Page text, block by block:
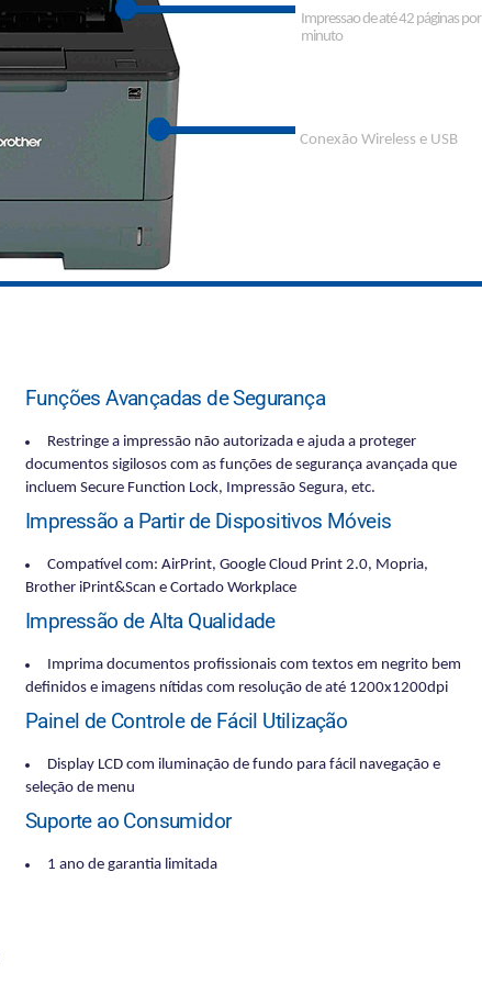
Impressao de até 42 páginas por
minuto
Conexão Wireless e USB
Funções Avançadas de Segurança
Restringe a impressão não autorizada e ajuda a proteger
documentos sigilosos com as funções de segurança avançada que
incluem Secure Function Lock, Impressão Segura, etc.
Impressão a Partir de Dispositivos Móveis
Compatível com: AirPrint, Google Cloud Print 2.0, Mopria,
Brother iPrint&Scan e Cortado Workplace
Impressão de Alta Qualidade
Imprima documentos profissionais com textos em negrito bem
definidos e imagens nítidas com resolução de até 1200x1200dpi
Painel de Controle de Fácil Utilização
Display LCD com iluminação de fundo para fácil navegação e
seleção de menu
Suporte ao Consumidor
1 ano de garantia limitada